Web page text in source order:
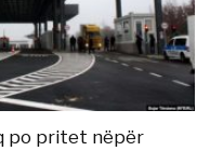
po pritet nëpër